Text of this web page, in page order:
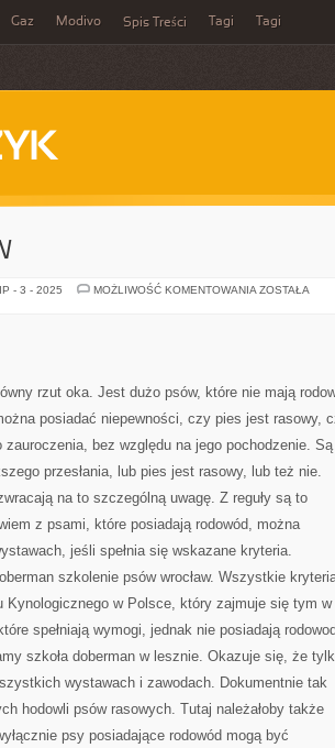
Gaz Modivo Spis Treści Tagi Tagi
- 3 - 2025 MOŻLIWOŚĆ KOMENTOWANIA SZKOŁA
ZOSTAŁA
rzut oka. Jest dużo psów, które nie mają
posiadać niepewności, czy pies jest rasowy,
bez względu na jego pochodzenie. Są
przesłania, lub pies jest rasowy, lub też nie.
na to szczególną uwagę. Z reguły są to
z psami, które posiadają rodowód, można
jeśli spełnia się wskazane kryteria.
szkolenie psów wrocław. Wszystkie
w Polsce, który zajmuje się tym w
spełniają wymogi, jednak nie posiadają
szkoła doberman w lesznie. Okazuje się, że
wystawach i zawodach. Dokumentnie tak
hodowli psów rasowych. Tutaj należałoby także
psy posiadające rodowód mogą być